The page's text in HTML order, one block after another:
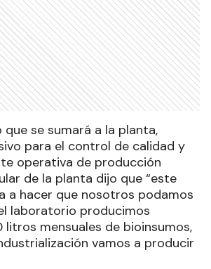
que se sumará a la planta,
para el control de calidad y
operativa de producción
de la planta dijo que “este
a hacer que nosotros podamos
laboratorio producimos
mensuales de bioinsumos,
vamos a producir